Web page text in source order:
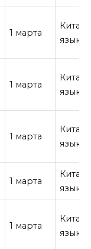
1 марта
язык
1 марта
язык
1 марта
язык
1 марта
язык
1 марта
язык